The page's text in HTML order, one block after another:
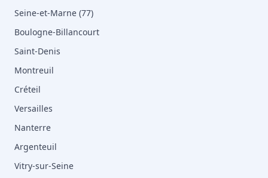
Seine-et-Marne (77)
Boulogne-Billancourt
Saint-Denis
Montreuil
Créteil
Versailles
Nanterre
Argenteuil
Vitry-sur-Seine